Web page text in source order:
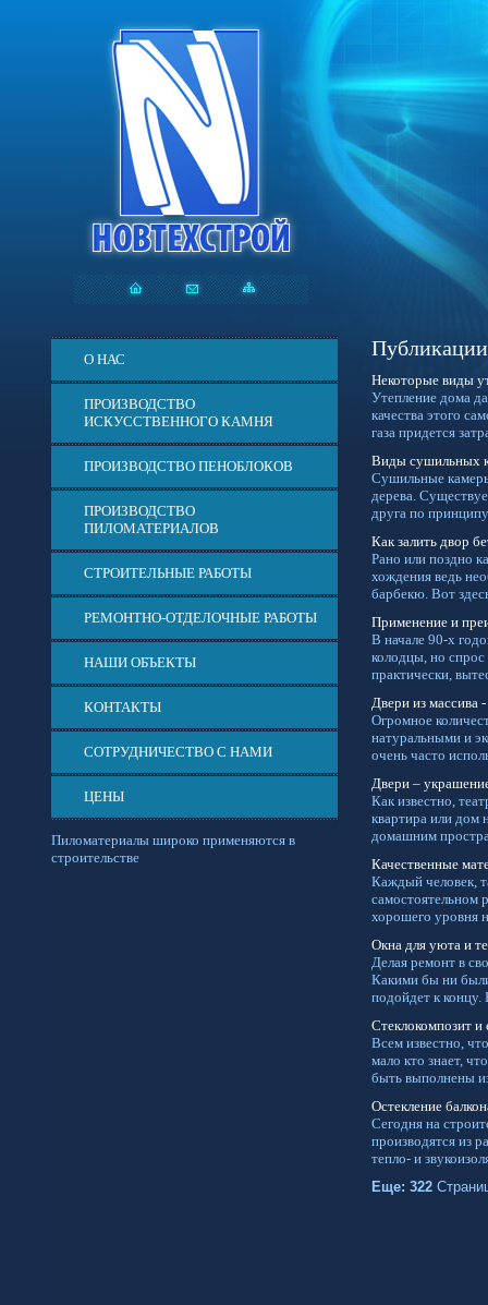
О НАС
ПРОИЗВОДСТВО
ИСКУССТВЕННОГО КАМНЯ
ПРОИЗВОДСТВО ПЕНОБЛОКОВ
ПРОИЗВОДСТВО
ПИЛОМАТЕРИАЛОВ
СТРОИТЕЛЬНЫЕ РАБОТЫ
РЕМОНТНО-ОТДЕЛОЧНЫЕ РАБОТЫ
НАШИ ОБЪЕКТЫ
КОНТАКТЫ
СОТРУДНИЧЕСТВО С НАМИ
ЦЕНЫ
Пиломатериалы широко применяются в
строительстве
Публикации
Некоторые виды
Утепление дома
качества этого
газа придется
Виды сушильных
Сушильные
дерева.
друга по
Как залить двор
Рано или поздно
хождения ведь
барбекю. Вот
Применение и
В начале 90-х
колодцы, но спрос
практически,
Двери из массива
Огромное
натуральными и
очень часто
Двери –
Как известно,
квартира или дом
домашним
Качественные
Каждый человек,
самостоятельном
хорошего уровня
Окна для уюта и
Делая ремонт в
Какими бы ни
подойдет к концу.
Стеклокомпозит и
Всем известно,
мало кто знает,
быть выполнены
Остекление
Сегодня на
производятся из
тепло- и
Еще: 322